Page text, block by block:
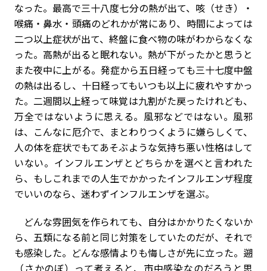
なった。最高で三十八度七分の熱が出て、咳（せき）・
喉痛・鼻水・頭痛のどれかが常にあり、時間によっては
二つ以上症状が出て、終盤に食べ物の味がわからなくな
った。高熱が出ると眠れない。熱が下がったかと思うと
また夜中に上がる。発症から五日経っても三十七度中盤
の熱は出るし、十日経ってもいつも以上に疲れやすかっ
た。二週間以上経って味覚は九割がた戻ったけれども、
万全ではないように思える。風邪などではない。風邪
は、こんなに厄介で、まとわりつくように嫌らしくて、
人の体を症状でもてあそぶような気持ち悪い性格はして
いない。インフルエンザとどちらかを選べと言われた
ら、もしこれまでの人生でかかったインフルエンザ程度
でいいのなら、迷わずインフルエンザを選ぶ。
どんな雰囲気を作られても、自分はかかりたくないか
ら、五類になる前と同じ対策をしていたのだが、それで
も感染した。どんな感情よりも悔しさが先に立った。遡
（さかのぼ）って考えると、市中感染なのだろうと思